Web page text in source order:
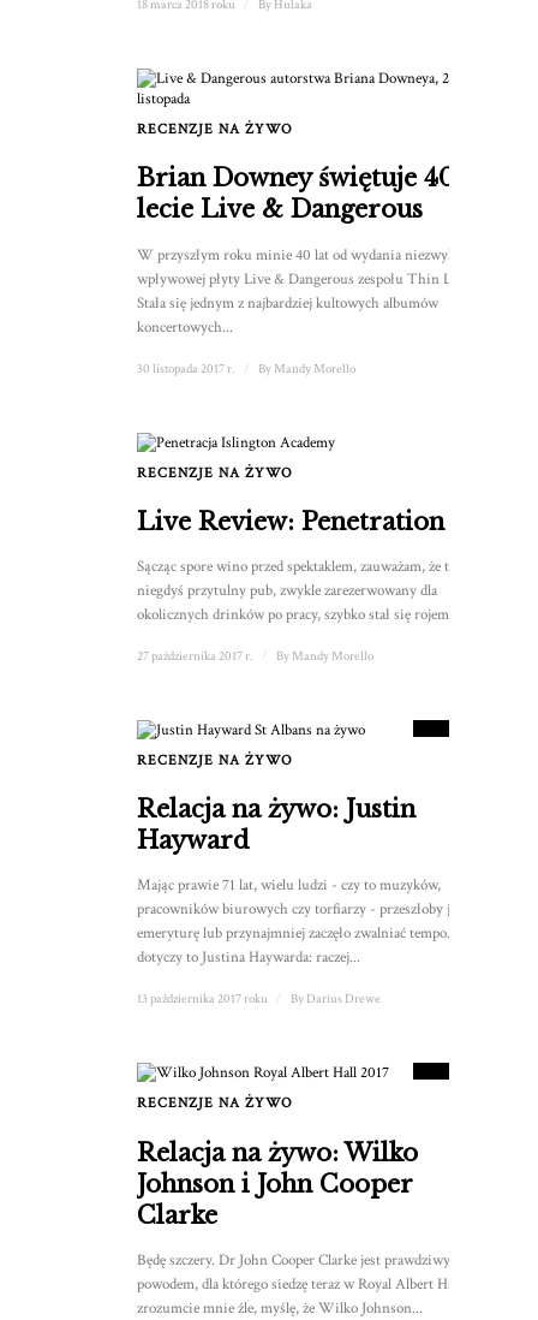
18 marca 2018 roku By Hulaka
RECENZJE NA ŻYWO
Brian Downey świętuje 40-
lecie Live & Dangerous
W przyszłym roku minie 40 lat od wydania niezwykle
wpływowej płyty Live & Dangerous zespołu Thin Lizzy.
Stała się jednym z najbardziej kultowych albumów
koncertowych...
30 listopada 2017 r. By Mandy Morello
RECENZJE NA ŻYWO
Live Review: Penetration
Sącząc spore wino przed spektaklem, zauważam, że ten
niegdyś przytulny pub, zwykle zarezerwowany dla
okolicznych drinków po pracy, szybko stał się rojem dla...
27 października 2017 r. By Mandy Morello
WYNIK
RECENZJE NA ŻYWO
Relacja na żywo: Justin
Hayward
Mając prawie 71 lat, wielu ludzi - czy to muzyków,
pracowników biurowych czy torfiarzy - przeszłoby już na
emeryturę lub przynajmniej zaczęło zwalniać tempo. Nie
dotyczy to Justina Haywarda: raczej...
13 października 2017 roku By Darius Drewe
WYNIK
RECENZJE NA ŻYWO
Relacja na żywo: Wilko
Johnson i John Cooper
Clarke
Będę szczery. Dr John Cooper Clarke jest prawdziwym
powodem, dla którego siedzę teraz w Royal Albert Hall. Nie
zrozumcie mnie źle, myślę, że Wilko Johnson...